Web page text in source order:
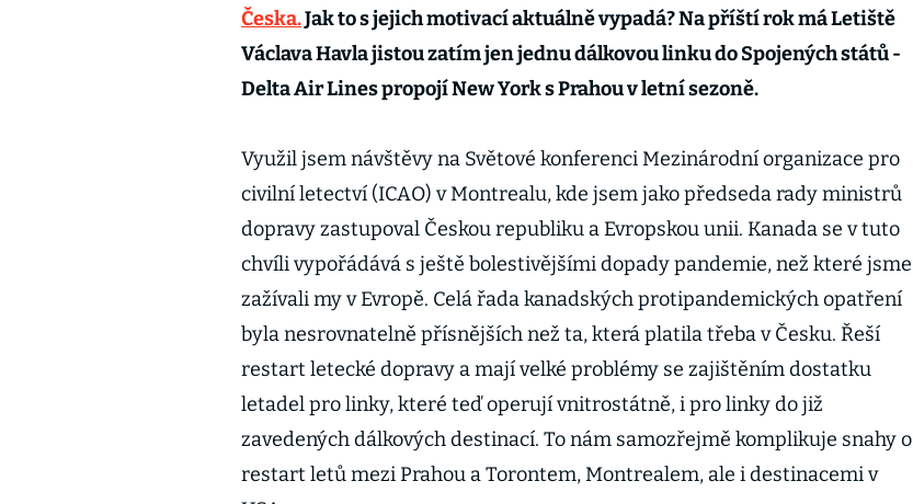
Česka.Jak to s jejich motivací aktuálně vypadá? Na příští rok má Letiště
Václava Havla jistou zatím jen jednu dálkovou linku do Spojených států -
Delta Air Lines propojí New York s Prahou v letní sezoně.
Využil jsem návštěvy na Světové konferenci Mezinárodní organizace pro
civilní letectví (ICAO) v Montrealu, kde jsem jako předseda rady ministrů
dopravy zastupoval Českou republiku a Evropskou unii. Kanada se v tuto
chvíli vypořádává s ještě bolestivějšími dopady pandemie, než které jsme
zažívali my v Evropě. Celá řada kanadských protipandemických opatření
byla nesrovnatelně přísnějších než ta, která platila třeba v Česku. Řeší
restart letecké dopravy a mají velké problémy se zajištěním dostatku
letadel pro linky, které teď operují vnitrostátně, i pro linky do již
zavedených dálkových destinací. To nám samozřejmě komplikuje snahy o
restart letů mezi Prahou a Torontem, Montrealem, ale i destinacemi v